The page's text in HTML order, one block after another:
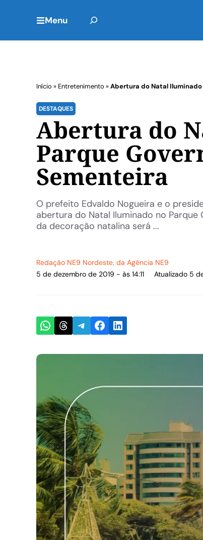
Menu
Início » Entretenimento »Abertura do Natal
DESTAQUES
Abertura do
Parque
Sementeira
O prefeito Edvaldo Nogueira e o
abertura do Natal Iluminado no
da decoração natalina será ...
Redação NE9 Nordeste, da Agência NE9
5 de dezembro de 2019 - às 14:11
Atualizado 5
Share on WhatsApp
Share on Threads
Share on Telegram
Share on Facebook
Share on LinkedIn